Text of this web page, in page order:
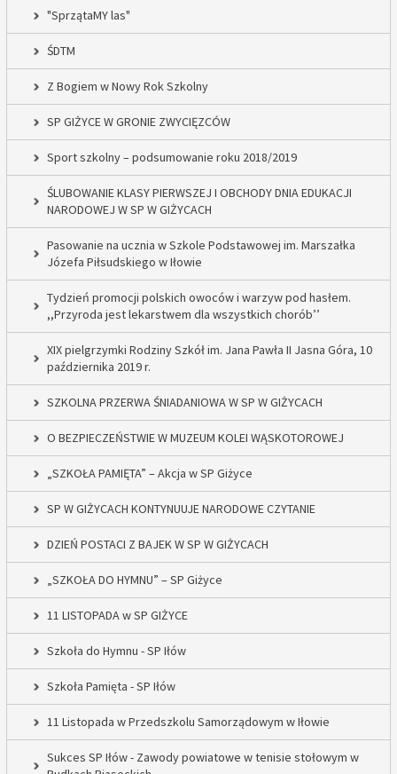
"SprzątaMY las"
ŚDTM
Z Bogiem w Nowy Rok Szkolny
SP GIŻYCE W GRONIE ZWYCIĘZCÓW
Sport szkolny – podsumowanie roku 2018/2019
ŚLUBOWANIE KLASY PIERWSZEJ I OBCHODY DNIA EDUKACJI
NARODOWEJ W SP W GIŻYCACH
Pasowanie na ucznia w Szkole Podstawowej im. Marszałka
Józefa Piłsudskiego w Iłowie
Tydzień promocji polskich owoców i warzyw pod hasłem.
,,Przyroda jest lekarstwem dla wszystkich chorób’’
XIX pielgrzymki Rodziny Szkół im. Jana Pawła II Jasna Góra, 10
października 2019 r.
SZKOLNA PRZERWA ŚNIADANIOWA W SP W GIŻYCACH
O BEZPIECZEŃSTWIE W MUZEUM KOLEI WĄSKOTOROWEJ
„SZKOŁA PAMIĘTA” – Akcja w SP Giżyce
SP W GIŻYCACH KONTYNUUJE NARODOWE CZYTANIE
DZIEŃ POSTACI Z BAJEK W SP W GIŻYCACH
„SZKOŁA DO HYMNU” – SP Giżyce
11 LISTOPADA w SP GIŻYCE
Szkoła do Hymnu - SP Iłów
Szkoła Pamięta - SP Iłów
11 Listopada w Przedszkolu Samorządowym w Iłowie
Sukces SP Iłów - Zawody powiatowe w tenisie stołowym w